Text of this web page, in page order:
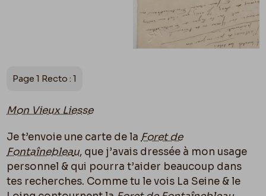
Page 1 Recto : 1
Mon Vieux Liesse
Je t’envoie une carte de la Foret de
Fontaînebleau, que j’avais dressée à mon usage
personnel & qui pourra t’aider beaucoup dans
tes recherches. Comme tu le vois La Seine & le